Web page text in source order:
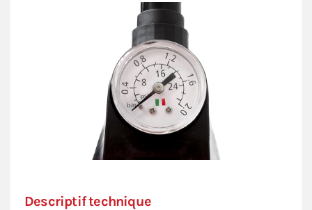
Cette pompe de gonflage à double action deviendra
l'accessoire indispensable pour toutes vos
. Sa modularité et sa maniabilité lui confèrent
une performance sans égal tout en étant très légère et
compacte une fois pliée, pour un stockage et un
transport facilités.
Descriptif technique